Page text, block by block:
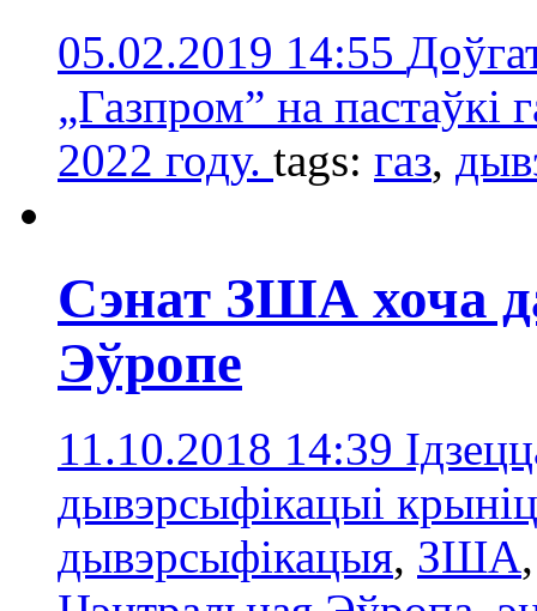
05.02.2019 14:55
„Газпром” на пастаўкі
2022 году. tags: газ,
Сэнат ЗША хоча
Эўропе
11.10.2018 14:39
дывэрсыфікацыі
дывэрсыфікацыя, ЗША